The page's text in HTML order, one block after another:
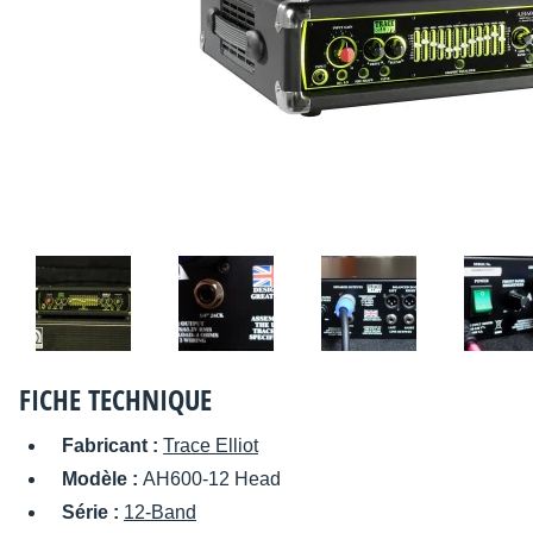
FICHE TECHNIQUE
Fabricant : Trace Elliot
Modèle : AH600-12 Head
Série : 12-Band